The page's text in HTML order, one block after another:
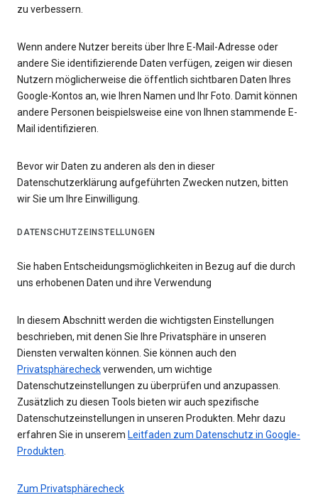
zu verbessern.
Wenn andere Nutzer bereits über Ihre E-Mail-Adresse oder
andere Sie identifizierende Daten verfügen, zeigen wir diesen
Nutzern möglicherweise die öffentlich sichtbaren Daten Ihres
Google-Kontos an, wie Ihren Namen und Ihr Foto. Damit können
andere Personen beispielsweise eine von Ihnen stammende E-
Mail identifizieren.
Bevor wir Daten zu anderen als den in dieser
Datenschutzerklärung aufgeführten Zwecken nutzen, bitten
wir Sie um Ihre Einwilligung.
DATENSCHUTZEINSTELLUNGEN
Sie haben Entscheidungsmöglichkeiten in Bezug auf die durch
uns erhobenen Daten und ihre Verwendung
In diesem Abschnitt werden die wichtigsten Einstellungen
beschrieben, mit denen Sie Ihre Privatsphäre in unseren
Diensten verwalten können. Sie können auch den
Privatsphärecheckverwenden, um wichtige
Datenschutzeinstellungen zu überprüfen und anzupassen.
Zusätzlich zu diesen Tools bieten wir auch spezifische
Datenschutzeinstellungen in unseren Produkten. Mehr dazu
erfahren Sie in unserem Leitfaden zum Datenschutz in Google-
Produkten
Zum Privatsphärecheck